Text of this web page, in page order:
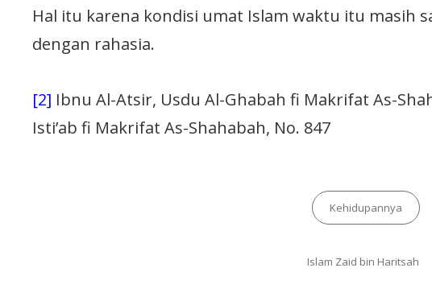
Hal itu karena kondisi umat Islam waktu itu masih
dengan rahasia.
[2] Ibnu Al-Atsir, Usdu Al-Ghabah fi Makrifat As-
Isti’ab fi Makrifat As-Shahabah, No. 847
Kehidupannya
Islam Zaid bin Haritsah